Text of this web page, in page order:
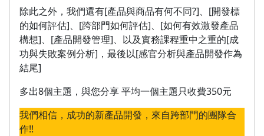
除此之外，我們還有[產品與商品有何不同?]、[開發標
的如何評估]、[跨部門如何評估]、[如何有效激發產品
構想]、[產品開發管理]、以及實務課程重中之重的[成
功與失敗案例分析]，最後以[感官分析與產品開發作為
結尾]
多出8個主題，與您分享 平均一個主題只收費350元
我們相信，成功的新產品開發，來自跨部門的團隊合
作!!